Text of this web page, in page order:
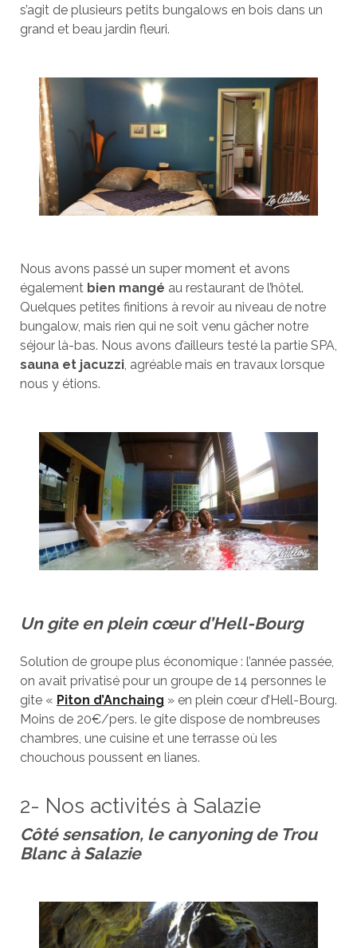
s’agit de plusieurs petits bungalows en bois dans un
grand et beau jardin fleuri.
Nous avons passé un super moment et avons
également bien mangé au restaurant de l’hôtel.
Quelques petites finitions à revoir au niveau de notre
bungalow, mais rien qui ne soit venu gâcher notre
séjour là-bas. Nous avons d’ailleurs testé la partie SPA,
sauna et jacuzzi, agréable mais en travaux lorsque
nous y étions.
Un gite en plein cœur d’Hell-Bourg
Solution de groupe plus économique : l’année passée,
on avait privatisé pour un groupe de 14 personnes le
gite « Piton d’Anchaing » en plein cœur d’Hell-Bourg.
Moins de 20€/pers. le gite dispose de nombreuses
chambres, une cuisine et une terrasse où les
chouchous poussent en lianes.
2- Nos activités à Salazie
Côté sensation, le canyoning de Trou
Blanc à Salazie